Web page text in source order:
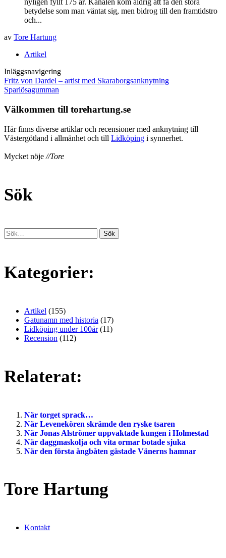
nyligen fyllt 175 år. Kanalen kom aldrig att få den stora
betydelse som man väntat sig, men bidrog till den framtidstro
och...
av Tore Hartung
Artikel
Inläggsnavigering
Fritz von Dardel – artist med Skaraborgsanknytning
Sparlösagumman
Välkommen till torehartung.se
Här finns diverse artiklar och recensioner med anknytning till
Västergötland i allmänhet och till Lidköping i synnerhet.
Mycket nöje //Tore
Sök
Kategorier:
Artikel (155)
Gatunamn med historia (17)
Lidköping under 100år(11)
Recension (112)
Relaterat:
När torget sprack…
När Levenekören skrämde den ryske tsaren
När Jonas Alströmer uppvaktade kungen i Holmestad
När daggmaskolja och vita ormar botade sjuka
När den första ångbåten gästade Vänerns hamnar
Tore Hartung
Kontakt